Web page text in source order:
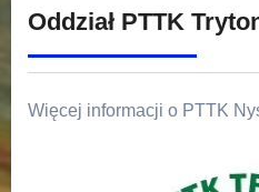
Oddział PTTK
Więcej informacji o PTTK